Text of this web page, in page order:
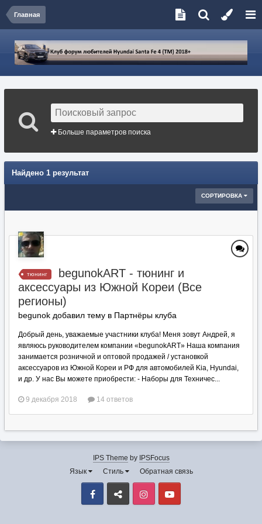
Главная
Больше параметров поиска
Найдено 1 результат
СОРТИРОВКА
тюнинг
begunokART - тюнинг и
аксессуары из Южной Кореи (Все
регионы)
begunok добавил тему в Партнёры клуба
Добрый день, уважаемые участники клуба! Меня зовут Андрей, я
являюсь руководителем компании «begunokART» Наша компания
занимается розничной и оптовой продажей / установкой
аксессуаров из Южной Кореи и РФ для автомобилей Kia, Hyundai,
и др. У нас Вы можете приобрести: - Наборы для Техничес...
9 декабря 2018 14 ответов
IPS Theme by IPSFocus
Язык
Стиль Обратная связь
Facebook VK Instagram